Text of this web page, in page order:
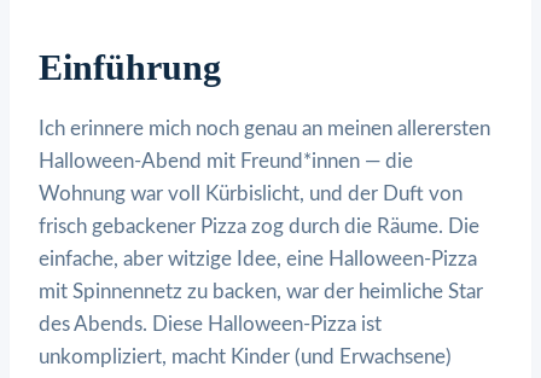
Einführung
Ich erinnere mich noch genau an meinen allerersten
Halloween-Abend mit Freund*innen — die
Wohnung war voll Kürbislicht, und der Duft von
frisch gebackener Pizza zog durch die Räume. Die
einfache, aber witzige Idee, eine Halloween-Pizza
mit Spinnennetz zu backen, war der heimliche Star
des Abends. Diese Halloween-Pizza ist
unkompliziert, macht Kinder (und Erwachsene)